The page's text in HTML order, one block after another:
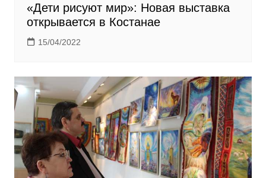
«Дети рисуют мир»: Новая выставка
открывается в Костанае
15/04/2022